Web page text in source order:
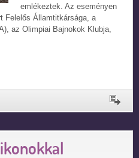
emlékeztek. Az eseményen
Felelős Államtitkársága, a
az Olimpiai Bajnokok Klubja,